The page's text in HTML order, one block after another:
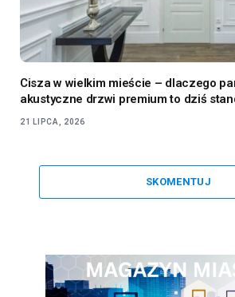
Cisza w wielkim mieście – dlaczego
akustyczne drzwi premium to dziś
21 LIPCA, 2026
SKOMENTUJ